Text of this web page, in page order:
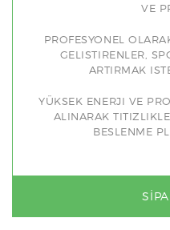
VE
PROFESYONEL
GELISTIRENLER,
ARTIRMAK
YÜKSEK ENERJI VE
ALINARAK
BESLENME